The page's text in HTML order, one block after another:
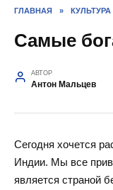
ГЛАВНАЯ »
Самые
АВТОР
Антон Мальцев
Сегодня хочется
Индии. Мы все
является страной